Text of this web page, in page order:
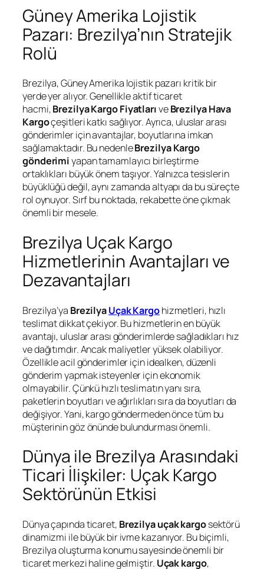
Güney Amerika Lojistik
Pazarı: Brezilya’nın Stratejik
Rolü
Brezilya, Güney Amerika lojistik pazarı kritik bir
yerde yer alıyor. Genellikle aktif ticaret
hacmi,Brezilya Kargo FiyatlarıveBrezilya Hava
Kargoçeşitleri katkı sağlıyor. Ayrıca, uluslar arası
gönderimler için avantajlar, boyutlarına imkan
sağlamaktadır. Bu nedenleBrezilya Kargo
gönderimiyapan tamamlayıcı birleştirme
ortaklıkları büyük önem taşıyor. Yalnızca tesislerin
büyüklüğü değil, aynı zamanda altyapı da bu süreçte
rol oynuyor. Sırf bu noktada, rekabette öne çıkmak
önemli bir mesele.
Brezilya Uçak Kargo
Hizmetlerinin Avantajları ve
Dezavantajları
Brezilya’ya BrezilyaUçak Kargohizmetleri, hızlı
teslimat dikkat çekiyor. Bu hizmetlerin en büyük
avantajı, uluslar arası gönderimlerde sağladıkları hız
ve dağıtımdır. Ancak maliyetler yüksek olabiliyor.
Özellikle acil gönderimler için idealken, düzenli
gönderim yapmak isteyenler için ekonomik
olmayabilir. Çünkü hızlı teslimatın yanı sıra,
paketlerin boyutları ve ağırlıkları sıra da boyutları da
değişiyor. Yani, kargo göndermeden önce tüm bu
müşterinin göz önünde bulundurması önemli.
Dünya ile Brezilya Arasındaki
Ticari İlişkiler: Uçak Kargo
Sektörünün Etkisi
Dünya çapında ticaret, Brezilya uçak kargosektörü
dinamizmi ile büyük bir ivme kazanıyor. Bu biçimli,
Brezilya oluşturma konumu sayesinde önemli bir
ticaret merkezi haline gelmiştir. Uçak kargo,